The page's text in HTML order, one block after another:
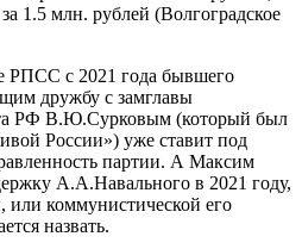
1.5 млн. рублей (Волгоградское
РПСС с 2021 года бывшего
дружбу с замглавы
РФ В.Ю.Сурковым (который был
России») уже ставит под
партии. А Максим
А.А.Навального в 2021 году,
или коммунистической его
назвать.